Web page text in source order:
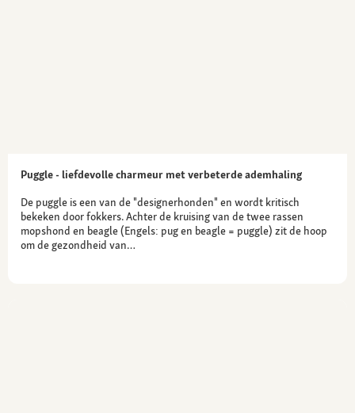
Puggle - liefdevolle charmeur met verbeterde ademhaling
De puggle is een van de "designerhonden" en wordt kritisch
bekeken door fokkers. Achter de kruising van de twee rassen
mopshond en beagle (Engels: pug en beagle = puggle) zit de hoop
om de gezondheid van…